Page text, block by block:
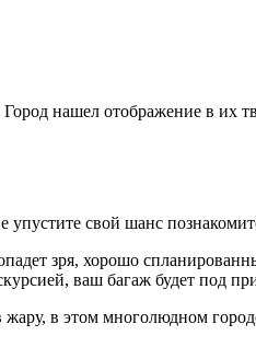
нашел отображение в их
свой шанс
зря, хорошо
ваш багаж будет под
в этом многолюдном